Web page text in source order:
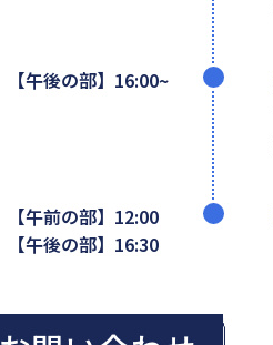
【午後の部】16:00~
【午前の部】12:00
【午後の部】16:30